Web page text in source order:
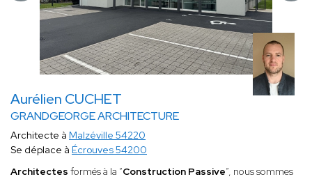
Aurélien CUCHET
GRANDGEORGE ARCHITECTURE
Architecte à Malzéville 54220
Se déplace à Écrouves 54200
Architectes formés à la “Construction Passive”, nous sommes